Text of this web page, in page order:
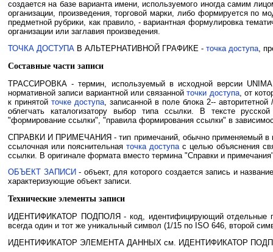
создается на базе варианта имени, используемого иногда самим
организации, произведения, торговой марки, либо формируется по
предметной рубрики, как правило, - вариантная формулировка
организации или заглавия произведения.
ТОЧКА ДОСТУПА В АЛЬТЕРНАТИВНОЙ ГРАФИКЕ - точка доступа,
Составные части записи
ТРАССИРОВКА - термин, используемый в исходной версии
нормативной записи вариантной или связаннойточки доступа, от
к принятой точке доступа , записанной в поле блока 2--
облегчать каталогизатору выбор типа ссылки. В тексте
"формирование ссылки", "правила формирования ссылки" в
СПРАВКИ И ПРИМЕЧАНИЯ - тип примечаний, обычно применяемый в
ссылочная или пояснительная точка доступа с целью объяснения
ссылки. В оригинале формата вместо термина "Справки и
ОБЪЕКТ ЗАПИСИ - объект, для которого создается запись и
характеризующие объект записи.
Технические элементы записи
ИДЕНТИФИКАТОР ПОДПОЛЯ - код, идентифицирующий отдельные
всегда один и тот же уникальный символ (1/15 по ISO 646, второй
ИДЕНТИФИКАТОР ЭЛЕМЕНТА ДАННЫХ см. ИДЕНТИФИКАТОР